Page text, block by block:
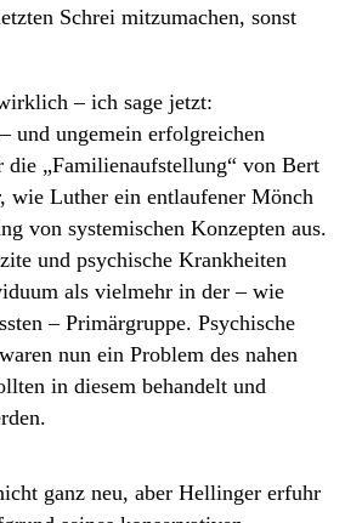
Schrei mitzumachen, sonst
– ich sage jetzt:
und ungemein erfolgreichen
die „Familienaufstellung“ von Bert
wie Luther ein entlaufener Mönch
von systemischen Konzepten aus.
und psychische Krankheiten
als vielmehr in der – wie
– Primärgruppe. Psychische
nun ein Problem des nahen
in diesem behandelt und
ganz neu, aber Hellinger erfuhr